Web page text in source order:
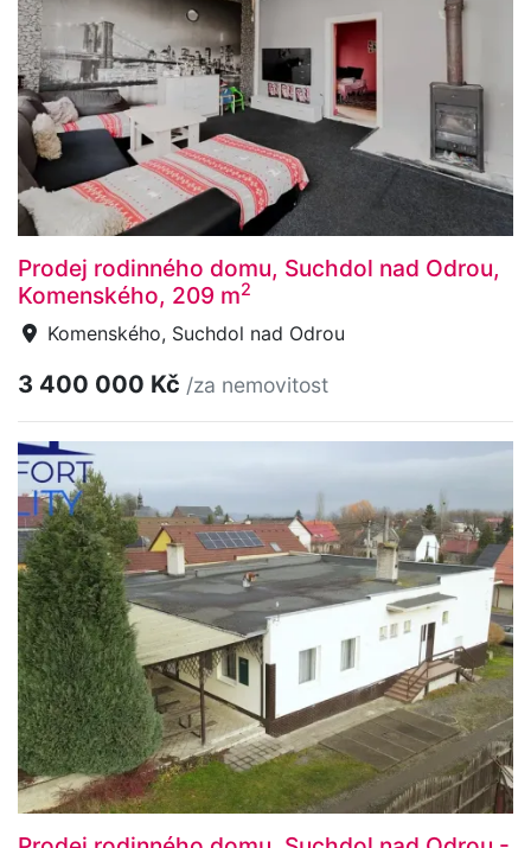
Prodej rodinného domu, Suchdol nad Odrou,
Komenského, 209 m2
Komenského, Suchdol nad Odrou
3 400 000 Kč /za nemovitost